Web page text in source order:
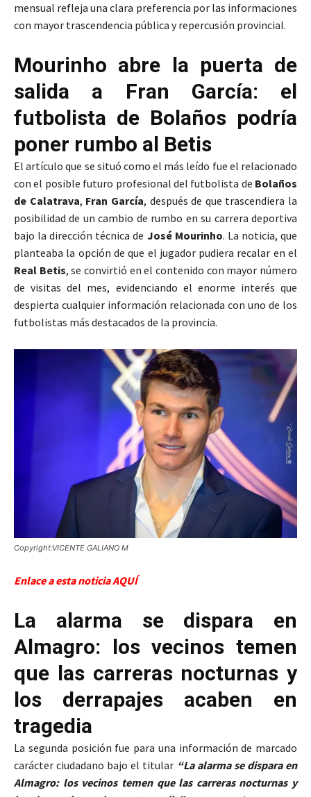
mensual refleja una clara preferencia por las informaciones
con mayor trascendencia pública y repercusión provincial.
Mourinho abre la puerta de
salida a Fran García: el
futbolista de Bolaños podría
poner rumbo al Betis
El artículo que se situó como el más leído fue el relacionado
con el posible futuro profesional del futbolista de Bolaños
de Calatrava, Fran García, después de que trascendiera la
posibilidad de un cambio de rumbo en su carrera deportiva
bajo la dirección técnica de José Mourinho. La noticia, que
planteaba la opción de que el jugador pudiera recalar en el
Real Betis, se convirtió en el contenido con mayor número
de visitas del mes, evidenciando el enorme interés que
despierta cualquier información relacionada con uno de los
futbolistas más destacados de la provincia.
Copyright:VICENTE GALIANO M
Enlace a esta noticia AQUÍ
La alarma se dispara en
Almagro: los vecinos temen
que las carreras nocturnas y
los derrapajes acaben en
tragedia
La segunda posición fue para una información de marcado
carácter ciudadano bajo el titular “La alarma se dispara en
Almagro: los vecinos temen que las carreras nocturnas y